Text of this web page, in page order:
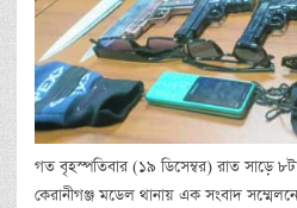
গত বৃহস্পতিবার (১৯ ডিসেম্বর) রাত সাড়ে
কেরানীগঞ্জ মডেল থানায় এক সংবাদ